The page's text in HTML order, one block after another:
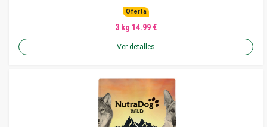
Oferta
3 kg 14.99 €
Ver detalles